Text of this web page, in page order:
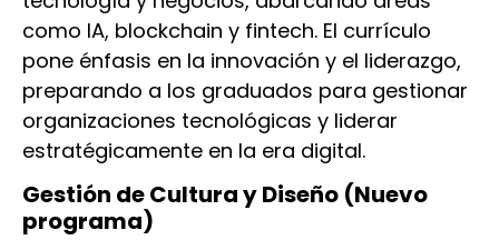
como IA, blockchain y fintech. El currículo
pone énfasis en la innovación y el liderazgo,
preparando a los graduados para gestionar
organizaciones tecnológicas y liderar
estratégicamente en la era digital.
Gestión de Cultura y Diseño (Nuevo
programa)